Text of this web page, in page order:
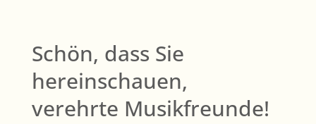
Schön, dass Sie
hereinschauen,
verehrte Musikfreunde!